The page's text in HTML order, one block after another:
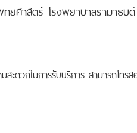
าสตร์ โรงพยาบาลรามาธิบดี
ะดวกในการรับบริการ สามารถโทร